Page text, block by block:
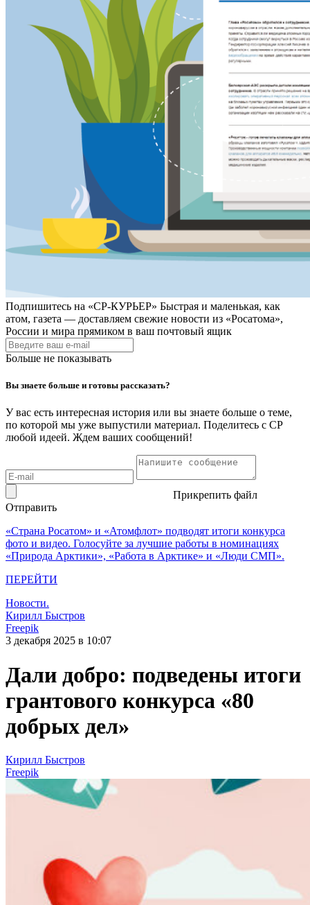
Подпишитесь на «СР-КУРЬЕР» Быстрая и маленькая, как
атом, газета — доставляем свежие новости из «Росатома»,
России и мира прямиком в ваш почтовый ящик
Больше не показывать
Вы знаете больше и готовы рассказать?
У вас есть интересная история или вы знаете больше о теме,
по которой мы уже выпустили материал. Поделитесь с СР
любой идеей. Ждем ваших сообщений!
Прикрепить файл
Отправить
«Страна Росатом» и «Атомфлот» подводят итоги конкурса
фото и видео. Голосуйте за лучшие работы в номинациях
«Природа Арктики», «Работа в Арктике» и «Люди СМП».
ПЕРЕЙТИ
Новости.
Кирилл Быстров
Freepik
3 декабря 2025 в 10:07
Дали добро: подведены итоги
грантового конкурса «80
добрых дел»
Кирилл Быстров
Freepik